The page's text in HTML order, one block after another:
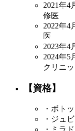
2021年4
修医
2022年4
医
2023年4
2024年5
クリニ
【資格】
・ボト
・ジュ
・ミラ